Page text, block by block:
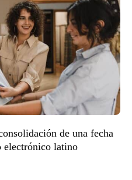
de una fecha
electrónico latino